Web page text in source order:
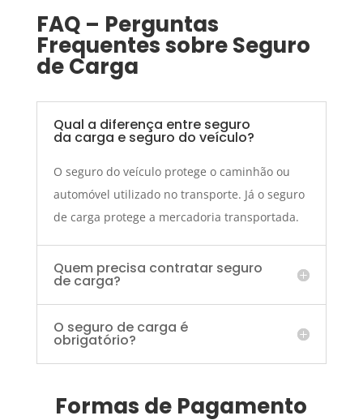
FAQ – Perguntas
Frequentes sobre Seguro
de Carga
Qual a diferença entre seguro
da carga e seguro do veículo?
O seguro do veículo protege o caminhão ou
automóvel utilizado no transporte. Já o seguro
de carga protege a mercadoria transportada.
Quem precisa contratar seguro
de carga?
O seguro de carga é
obrigatório?
Formas de Pagamento